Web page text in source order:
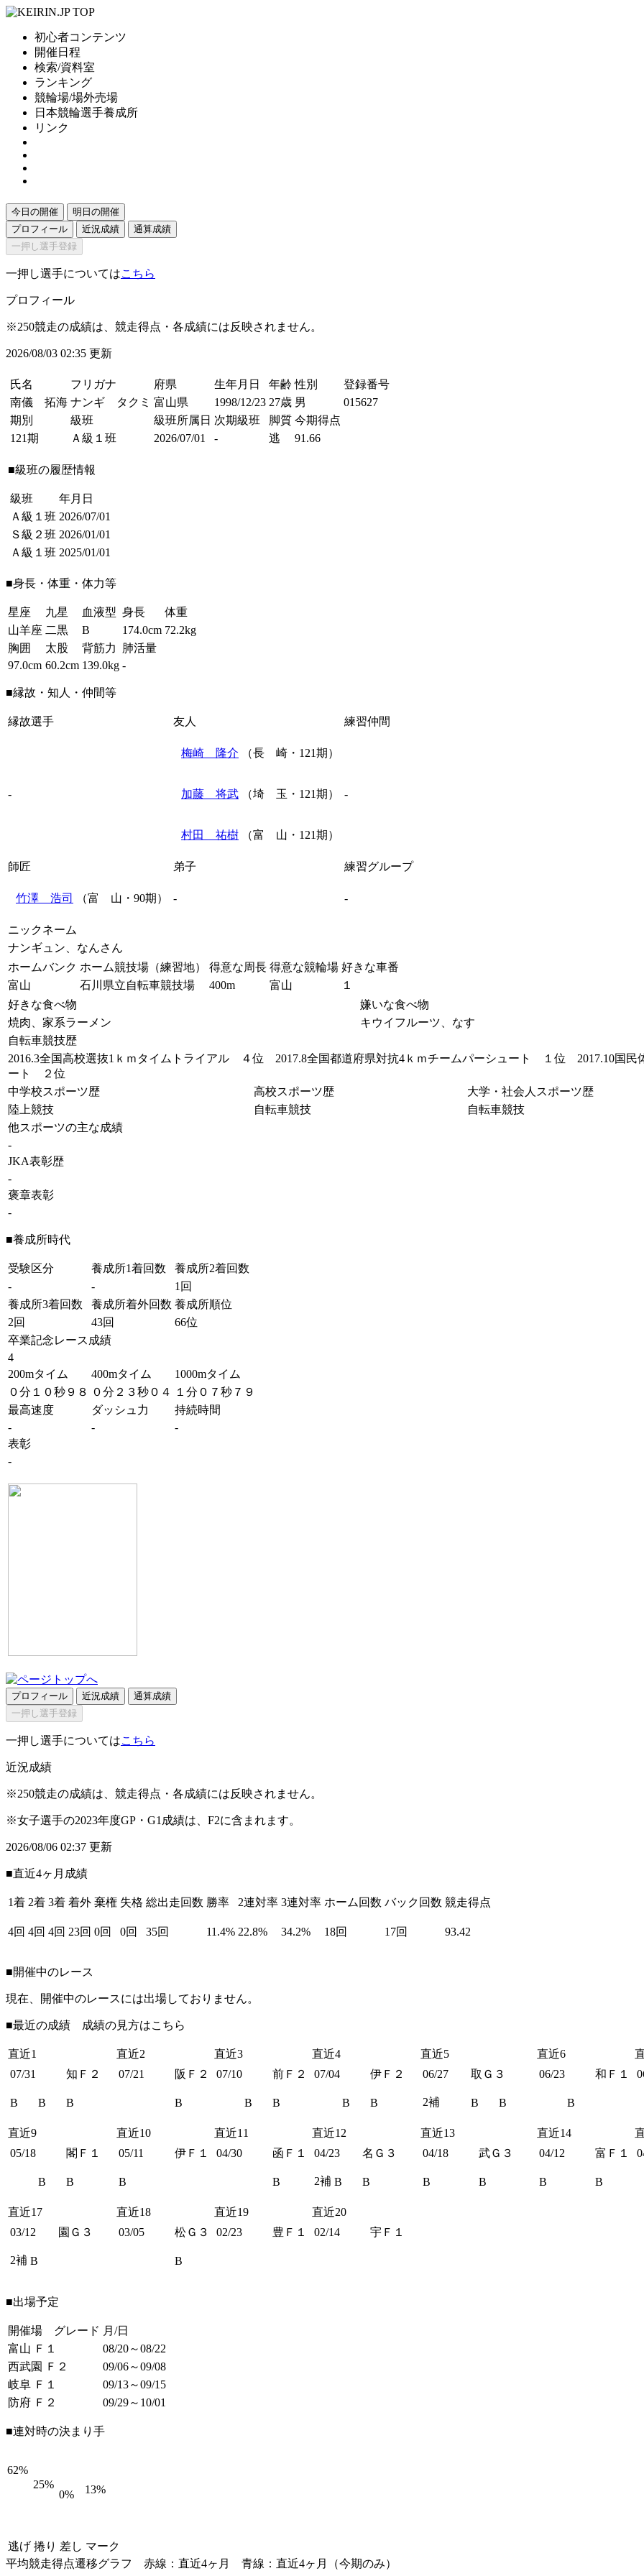
初心者コンテンツ
開催日程
検索/資料室
ランキング
競輪場/場外売場
日本競輪選手養成所
リンク
今日の開催
明日の開催
プロフィール
近況成績
通算成績
一押し選手登録
一押し選手についてはこちら
プロフィール
※250競走の成績は、競走得点・各成績には反映されません。
2026/08/03 02:35 更新
氏名 フリガナ 府県 生年月日 年齢 性別
登録番号
南儀 拓海 ナンギ タクミ 富山県 1998/12/23 27歳 男
015627
期別
級班 級班所属日 次期級班 脚質 今期得点
121期
Ａ級１班 2026/07/01 - 逃 91.66
■級班の履歴情報
級班
年月日
Ａ級１班 2026/07/01
Ｓ級２班 2026/01/01
Ａ級１班 2025/01/01
■身長・体重・体力等
星座 九星 血液型 身長
体重
山羊座 二黒 B 174.0cm 72.2kg
胸囲
太股 背筋力
肺活量
97.0cm 60.2cm 139.0kg -
■縁故・知人・仲間等
縁故選手 友人 練習仲間
-
梅崎 隆介 （長 崎・121期）
加藤 将武 （埼 玉・121期）
村田 祐樹 （富 山・121期）
-
師匠 弟子 練習グループ
竹澤 浩司 （富 山・90期） - -
ニックネーム
ナンギュン、なんさん
ホームバンク ホーム競技場（練習地） 得意な周長 得意な競輪場 好きな車番
富山
石川県立自転車競技場 400m 富山
１
好きな食べ物
嫌いな食べ物
焼肉、家系ラーメン
キウイフルーツ、なす
自転車競技歴
2016.3全国高校選抜1ｋｍタイムトライアル ４位 2017.8全国都道府県対抗4ｋｍチームパーシュート １位 2017.10国民
ート ２位
中学校スポーツ歴
高校スポーツ歴
大学・社会人スポーツ歴
陸上競技
自転車競技
自転車競技
他スポーツの主な成績
-
JKA表彰歴
-
褒章表彰
-
■養成所時代
受験区分 養成所1着回数
養成所2着回数
-
-
1回
養成所3着回数
養成所着外回数 養成所順位
2回
43回
66位
卒業記念レース成績
4
200mタイム
400mタイム
1000mタイム
０分１０秒９８ ０分２３秒０４
１分０７秒７９
最高速度
ダッシュ力
持続時間
-
-
-
表彰
-
プロフィール 近況成績
通算成績
一押し選手登録
一押し選手についてはこちら
近況成績
※250競走の成績は、競走得点・各成績には反映されません。
※女子選手の2023年度GP・G1成績は、F2に含まれます。
2026/08/06 02:37 更新
■直近4ヶ月成績
1着 2着 3着 着外 棄権 失格 総出走回数 勝率 2連対率 3連対率 ホーム回数 バック回数 競走得点
4回 4回 4回 23回 0回 0回 35回 11.4% 22.8% 34.2% 18回 17回 93.42
■開催中のレース
現在、開催中のレースには出場しておりません。
■最近の成績 成績の見方はこちら
直近1 直近2 直近3 直近4 直近5 直近6
07/31
知Ｆ２
B B B
07/21 阪Ｆ２
B
07/10 前Ｆ２
B B
07/04 伊Ｆ２
B B
06/27 取Ｇ３
2補 B B
06/23 和Ｆ１
B
直近9 直近10 直近11 直近12 直近13 直近14
05/18
閣Ｆ１
B B
05/11 伊Ｆ１
B
04/30 函Ｆ１
B
04/23 名Ｇ３
2補 B B
04/18 武Ｇ３
B B
04/12 富Ｆ１
B B
直近17 直近18 直近19
直近20
03/12
園Ｇ３
2補 B
03/05 松Ｇ３
B
02/23 豊Ｆ１ 02/14 宇Ｆ１
■出場予定
開催場 グレード 月/日
富山 Ｆ１
08/20～08/22
西武園 Ｆ２
09/06～09/08
岐阜 Ｆ１
09/13～09/15
防府 Ｆ２
09/29～10/01
■連対時の決まり手
62%
25%
0%
13%
逃げ 捲り 差し マーク
平均競走得点遷移グラフ 赤線：直近4ヶ月 青線：直近4ヶ月（今期のみ）